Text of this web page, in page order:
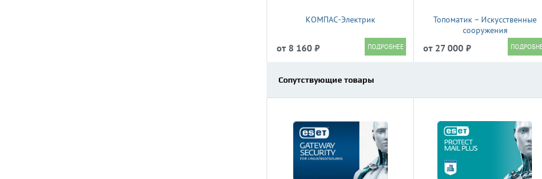
КОМПАС-Электрик
от 8 160 ₽
Топоматик – Искусственные
сооружения
от 27 000 ₽
Сопутствующие товары